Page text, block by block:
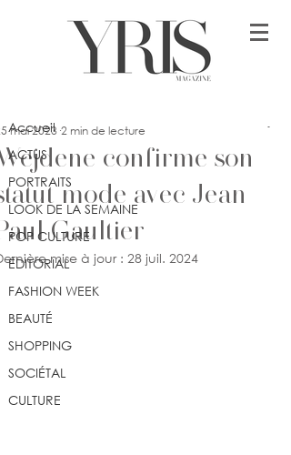
Accueil
ACTUS
PORTRAITS
LOOK DE LA SEMAINE
POP CULTURE
ÉDITORIAL
FASHION WEEK
BEAUTÉ
SHOPPING
SOCIÉTAL
CULTURE
confirme son
mode avec Jean
Gaultier
mai 2023 2 min de lecture
mise à jour : 28 juil. 2024